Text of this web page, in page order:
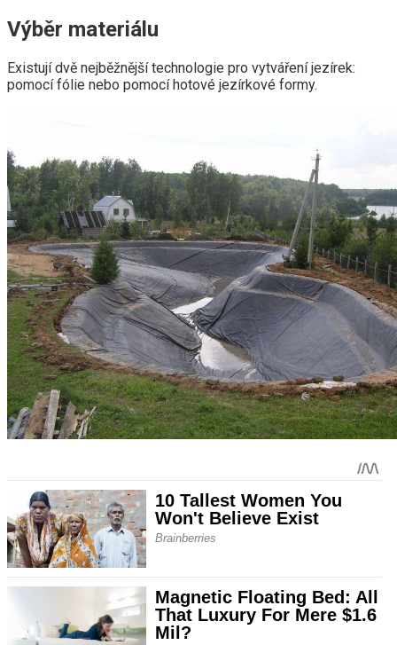
Výběr materiálu
Existují dvě nejběžnější technologie pro vytváření jezírek:
pomocí fólie nebo pomocí hotové jezírkové formy.